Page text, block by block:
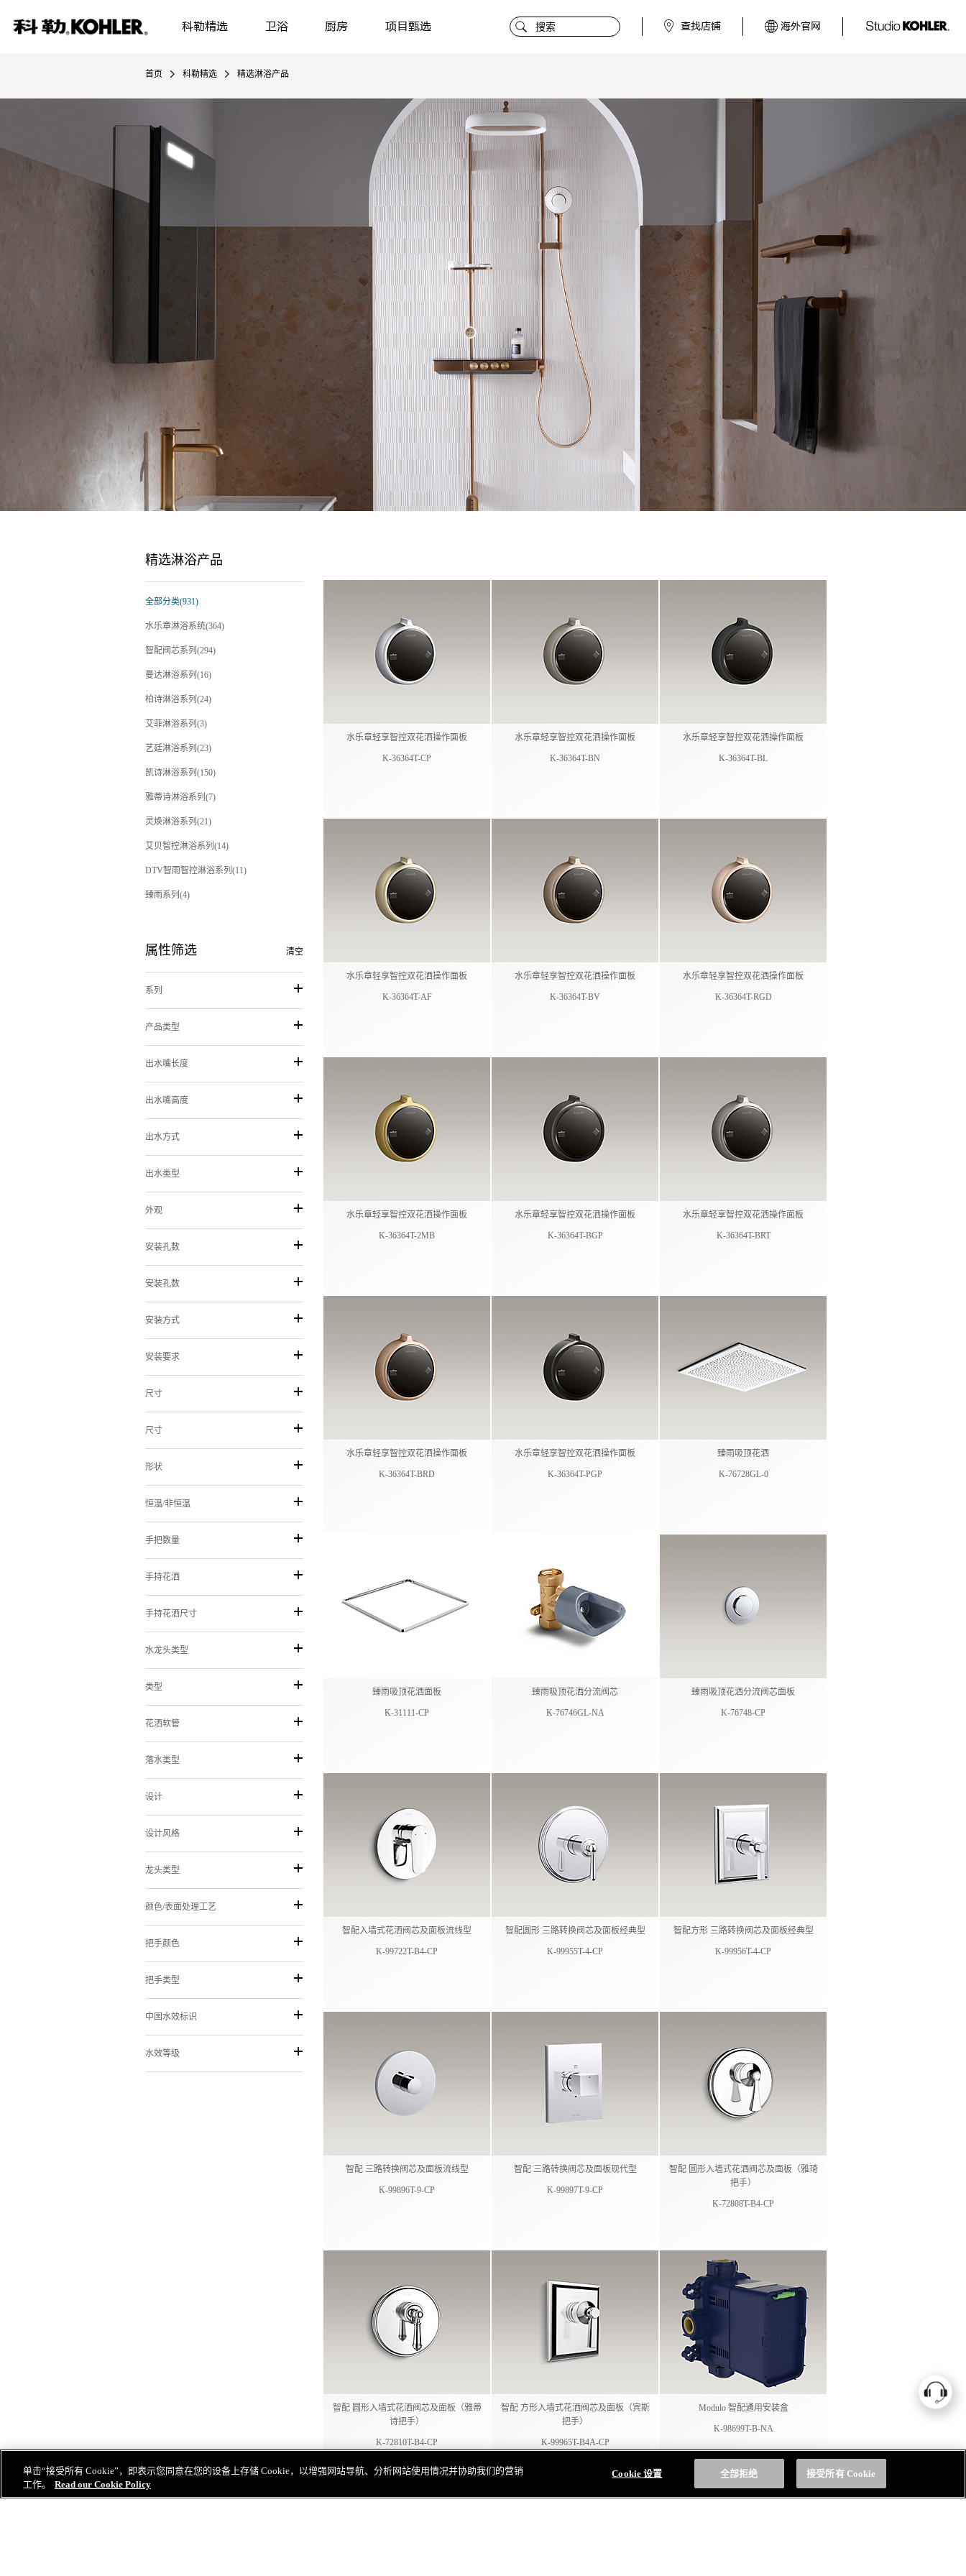
科勒精选 卫浴 厨房 项目甄选 查找店铺 海外官网
首页 科勒精选 精选淋浴产品
精选淋浴产品
全部分类(931)
水乐章淋浴系统(364)
智配阀芯系列(294)
曼达淋浴系列(16)
柏诗淋浴系列(24)
艾菲淋浴系列(3)
艺廷淋浴系列(23)
凯诗淋浴系列(150)
雅蒂诗淋浴系列(7)
灵焕淋浴系列(21)
艾贝智控淋浴系列(14)
DTV智雨智控淋浴系列(11)
臻雨系列(4)
属性筛选 清空
系列
产品类型
出水嘴长度
出水嘴高度
出水方式
出水类型
外观
安装孔数
安装孔数
安装方式
安装要求
尺寸
尺寸
形状
恒温/非恒温
手把数量
手持花洒
手持花洒尺寸
水龙头类型
类型
花洒软管
落水类型
设计
设计风格
龙头类型
颜色/表面处理工艺
把手颜色
把手类型
中国水效标识
水效等级
水乐章轻享智控双花洒操作面板​
K-36364T-CP
水乐章轻享智控双花洒操作面板​
K-36364T-BN
水乐章轻享智控双花洒操作面板​
K-36364T-BL
水乐章轻享智控双花洒操作面板​
K-36364T-AF
水乐章轻享智控双花洒操作面板​
K-36364T-BV
水乐章轻享智控双花洒操作面板​
K-36364T-RGD
水乐章轻享智控双花洒操作面板​
K-36364T-2MB
水乐章轻享智控双花洒操作面板​
K-36364T-BGP
水乐章轻享智控双花洒操作面板​
K-36364T-BRT
水乐章轻享智控双花洒操作面板​
K-36364T-BRD
水乐章轻享智控双花洒操作面板​
K-36364T-PGP
臻雨吸顶花洒
K-76728GL-0
臻雨吸顶花洒面板
K-31111-CP
臻雨吸顶花洒分流阀芯
K-76746GL-NA
臻雨吸顶花洒分流阀芯面板
K-76748-CP
智配入墙式花洒阀芯及面板流线型
K-99722T-B4-CP
智配圆形 三路转换阀芯及面板经典型
K-99955T-4-CP
智配方形 三路转换阀芯及面板经典型
K-99956T-4-CP
智配 三路转换阀芯及面板流线型
K-99896T-9-CP
智配 三路转换阀芯及面板现代型
K-99897T-9-CP
智配 圆形入墙式花洒阀芯及面板（雅琦
把手）
K-72808T-B4-CP
智配 圆形入墙式花洒阀芯及面板（雅蒂
诗把手）
K-72810T-B4-CP
智配 方形入墙式花洒阀芯及面板（宾斯
把手）
K-99965T-B4A-CP
Modulo 智配通用安装盒
K-98699T-B-NA
单击“接受所有 Cookie”，即表示您同意在您的设备上存储 Cookie，以增强网站导航、分析网站使用情况并协助我们的营销
工作。
Read our Cookie Policy
Cookie 设置 全部拒绝 接受所有 Cookie